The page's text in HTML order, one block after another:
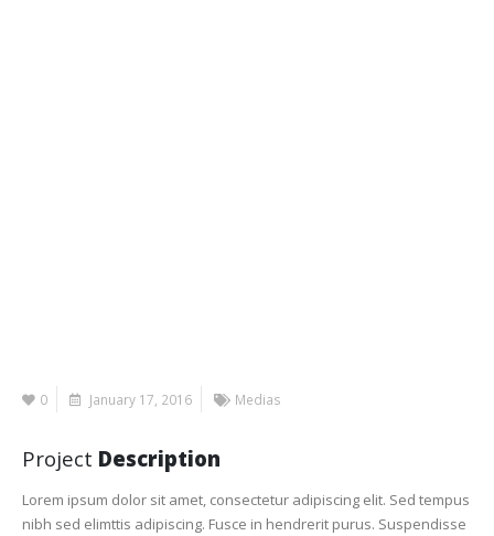
0 January 17, 2016 Medias
Project Description
Lorem ipsum dolor sit amet, consectetur adipiscing elit. Sed tempus
nibh sed elimttis adipiscing. Fusce in hendrerit purus. Suspendisse